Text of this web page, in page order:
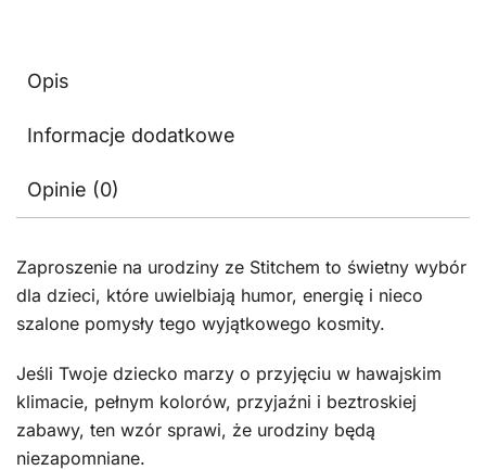
Opis
Informacje dodatkowe
Opinie (0)
Zaproszenie na urodziny ze Stitchem to świetny wybór
dla dzieci, które uwielbiają humor, energię i nieco
szalone pomysły tego wyjątkowego kosmity.
Jeśli Twoje dziecko marzy o przyjęciu w hawajskim
klimacie, pełnym kolorów, przyjaźni i beztroskiej
zabawy, ten wzór sprawi, że urodziny będą
niezapomniane.